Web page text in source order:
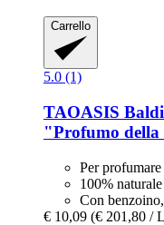
Carrello
5.0 (1)
TAOASIS
"Profumo
Per
100% naturale
Con
€ 10,09 (€ 201,80 /